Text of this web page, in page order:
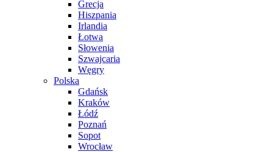
Grecja
Hiszpania
Irlandia
Łotwa
Słowenia
Szwajcaria
Węgry
Polska
Gdańsk
Kraków
Łódź
Poznań
Sopot
Wrocław